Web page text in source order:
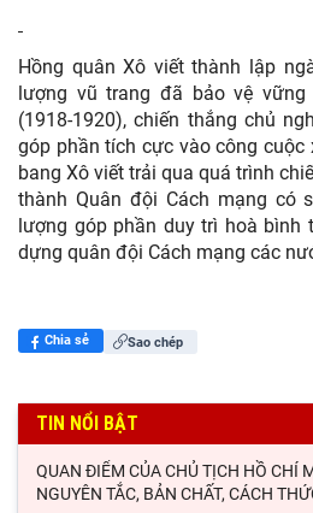
Hồng quân Xô viết thành lập
lượng vũ trang đã bảo vệ
(1918-1920), chiến thắng chủ
góp phần tích cực vào công cuộc
bang Xô viết trải qua quá trình
thành Quân đội Cách mạng có
lượng góp phần duy trì hoà bình
dựng quân đội Cách mạng các
Chia sẻ Sao chép
TIN NỔI BẬT
QUAN ĐIỂM CỦA CHỦ TỊCH HỒ CHÍ
NGUYÊN TẮC, BẢN CHẤT, CÁCH